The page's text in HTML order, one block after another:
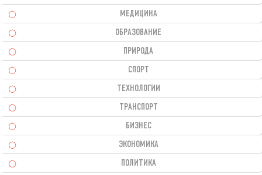
МЕДИЦИНА
ОБРАЗОВАНИЕ
ПРИРОДА
СПОРТ
ТЕХНОЛОГИИ
ТРАНСПОРТ
БИЗНЕС
ЭКОНОМИКА
ПОЛИТИКА